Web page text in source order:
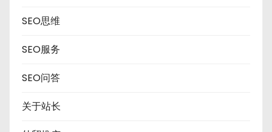
SEO思维
SEO服务
SEO问答
关于站长